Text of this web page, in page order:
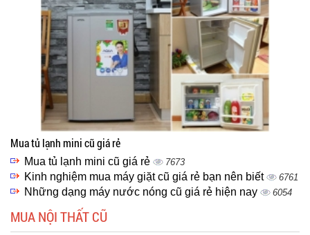
Mua tủ lạnh mini cũ giá rẻ
Mua tủ lạnh mini cũ giá rẻ 7673
Kinh nghiệm mua máy giặt cũ giá rẻ bạn nên biết 6761
Những dạng máy nước nóng cũ giá rẻ hiện nay 6054
MUA NỘI THẤT CŨ